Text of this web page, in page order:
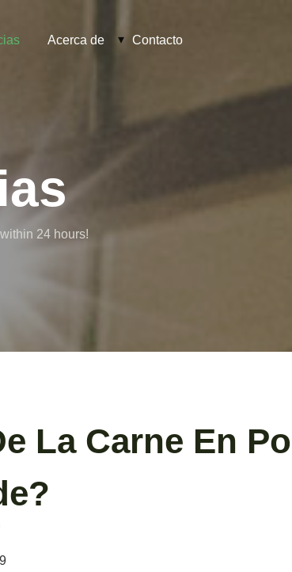
Acerca de Contacto
24 hours!
La Carne En